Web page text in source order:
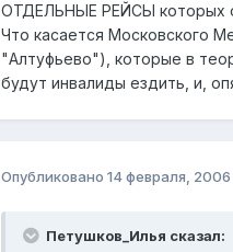
ОТДЕЛЬНЫЕ РЕЙСЫ которых
Что касается Московского
"Алтуфьево"), которые в
будут инвалиды ездить, и,
Опубликовано 14 февраля, 2006
Петушков_Илья сказал: